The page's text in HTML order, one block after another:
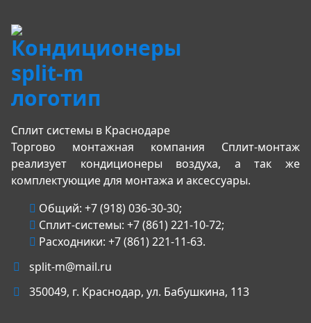
Сплит системы в Краснодаре
Торгово монтажная компания Сплит-монтаж
реализует кондиционеры воздуха, а так же
комплектующие для монтажа и аксессуары.
Общий: +7 (918) 036-30-30;
Сплит-системы: +7 (861) 221-10-72;
Расходники: +7 (861) 221-11-63.
split-m@mail.ru
350049, г. Краснодар, ул. Бабушкина, 113